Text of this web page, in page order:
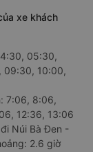
xe khách
05:30,
10:00,
7:06, 8:06,
12:36, 13:06
Núi Bà Đen -
2.6 giờ